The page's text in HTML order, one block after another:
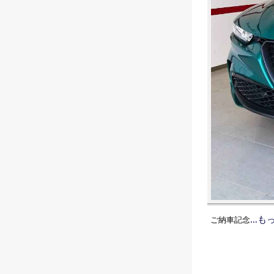
ご納車記念…も